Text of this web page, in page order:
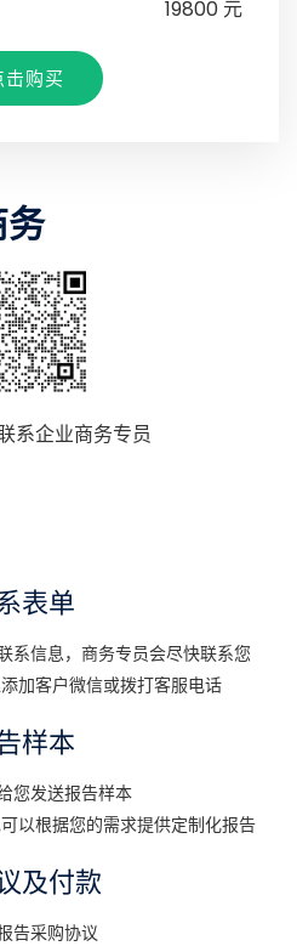
19800 元
击购买
系企业商务专员
表单
系信息，商务专员会尽快联系您
加客户微信或拨打客服电话
样本
您发送报告样本
以根据您的需求提供定制化报告
及付款
告采购协议